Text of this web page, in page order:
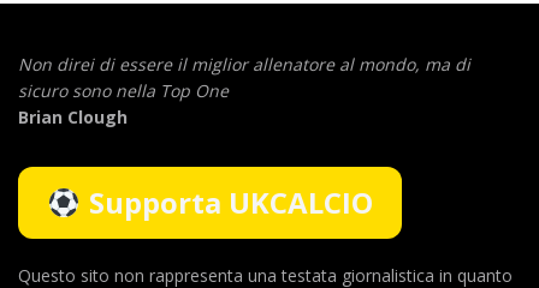
Non direi di essere il miglior allenatore al mondo, ma di
sicuro sono nella Top One
Brian Clough
Supporta UKCALCIO
Questo sito non rappresenta una testata giornalistica in quanto